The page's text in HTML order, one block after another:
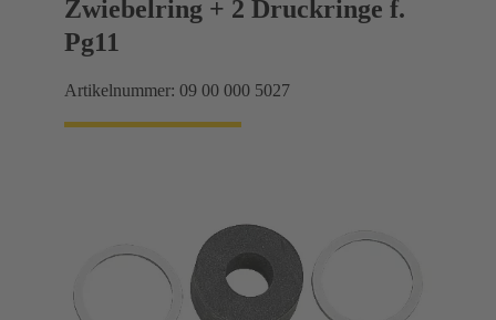
Zwiebelring + 2 Druckringe f.
Pg11
Artikelnummer: 09 00 000 5027